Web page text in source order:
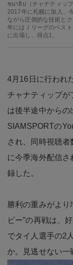
ชนาธิป（チャナティップ
2017年に札幌に加入、
ながら圧倒的な技術と
年にはＪリーグのベス
に出場し、得点1。
4月16日に行われ
チャナティップ
は後半途中から
SIAMSPORTの
され、同時視聴
に今季海外配信
録した。
勝利の重みがよ
ビー”の再戦は、
でタイ人選手の2
か。見逃せない一